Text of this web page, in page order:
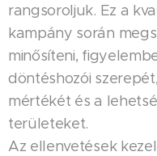
rangsoroljuk. Ez a
kampány során
minősíteni,
döntéshozói
mértékét és a
területeket.
Az ellenvetések